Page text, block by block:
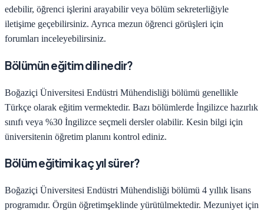
edebilir, öğrenci işlerini arayabilir veya bölüm sekreterliğiyle
iletişime geçebilirsiniz. Ayrıca mezun öğrenci görüşleri için
forumları inceleyebilirsiniz.
Bölümün eğitim dili nedir?
Boğaziçi Üniversitesi Endüstri Mühendisliği bölümü genellikle
Türkçe olarak eğitim vermektedir. Bazı bölümlerde İngilizce hazırlık
sınıfı veya %30 İngilizce seçmeli dersler olabilir. Kesin bilgi için
üniversitenin öğretim planını kontrol ediniz.
Bölüm eğitimi kaç yıl sürer?
Boğaziçi Üniversitesi Endüstri Mühendisliği bölümü 4 yıllık lisans
programıdır. Örgün öğretimşeklinde yürütülmektedir. Mezuniyet için